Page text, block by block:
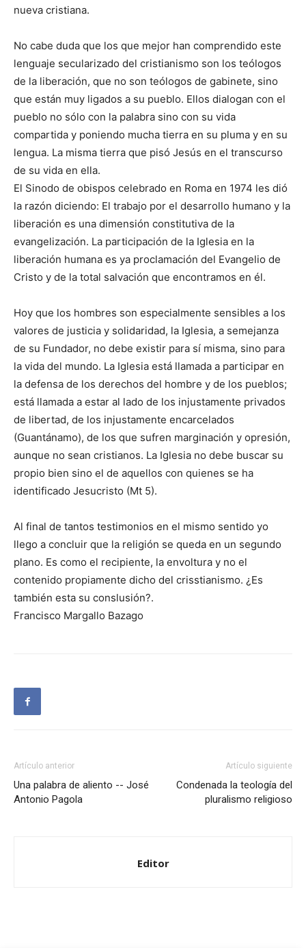
nueva cristiana.
No cabe duda que los que mejor han comprendido este
lenguaje secularizado del cristianismo son los teólogos
de la liberación, que no son teólogos de gabinete, sino
que están muy ligados a su pueblo. Ellos dialogan con el
pueblo no sólo con la palabra sino con su vida
compartida y poniendo mucha tierra en su pluma y en su
lengua. La misma tierra que pisó Jesús en el transcurso
de su vida en ella.
El Sinodo de obispos celebrado en Roma en 1974 les dió
la razón diciendo: El trabajo por el desarrollo humano y la
liberación es una dimensión constitutiva de la
evangelización. La participación de la Iglesia en la
liberación humana es ya proclamación del Evangelio de
Cristo y de la total salvación que encontramos en él.
Hoy que los hombres son especialmente sensibles a los
valores de justicia y solidaridad, la Iglesia, a semejanza
de su Fundador, no debe existir para sí misma, sino para
la vida del mundo. La Iglesia está llamada a participar en
la defensa de los derechos del hombre y de los pueblos;
está llamada a estar al lado de los injustamente privados
de libertad, de los injustamente encarcelados
(Guantánamo), de los que sufren marginación y opresión,
aunque no sean cristianos. La Iglesia no debe buscar su
propio bien sino el de aquellos con quienes se ha
identificado Jesucristo (Mt 5).
Al final de tantos testimonios en el mismo sentido yo
llego a concluir que la religión se queda en un segundo
plano. Es como el recipiente, la envoltura y no el
contenido propiamente dicho del crisstianismo. ¿Es
también esta su conslusión?.
Francisco Margallo Bazago
Artículo anterior
Una palabra de aliento -- José
Antonio Pagola
Artículo siguiente
Condenada la teología del
pluralismo religioso
Editor